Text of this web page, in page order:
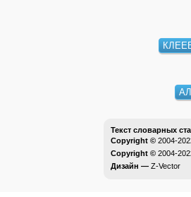
Текст словарных
Copyright © 2004-
Copyright © 2004-
Дизайн — Z-Vector